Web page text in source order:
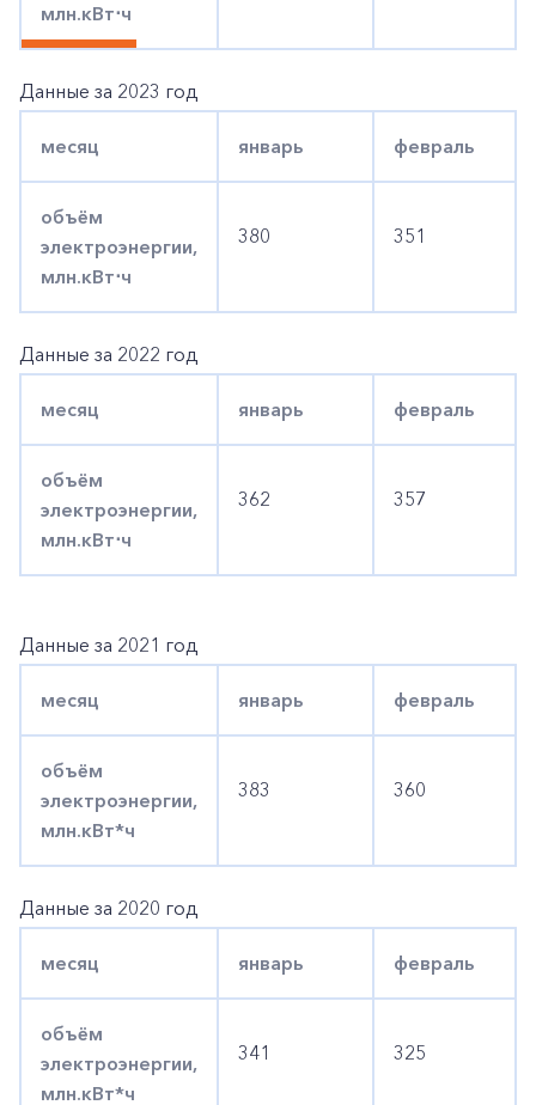
млн.кВт⋅ч
Данные за 2023 год
месяц январь февраль
объём
электроэнергии,
млн.кВт⋅ч
380 351
Данные за 2022 год
месяц январь февраль
объём
электроэнергии,
млн.кВт⋅ч
362 357
Данные за 2021 год
месяц январь февраль
объём
электроэнергии,
млн.кВт*ч
383 360
Данные за 2020 год
месяц январь февраль
объём
электроэнергии,
млн.кВт*ч
341 325